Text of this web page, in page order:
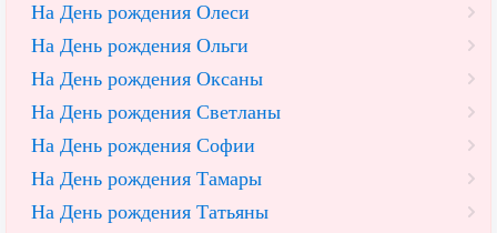
На День рождения Олеси
На День рождения Ольги
На День рождения Оксаны
На День рождения Светланы
На День рождения Софии
На День рождения Тамары
На День рождения Татьяны